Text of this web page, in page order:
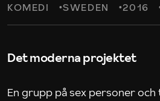
KOMEDI SWEDEN 2016
Det moderna projektet
En grupp på sex personer